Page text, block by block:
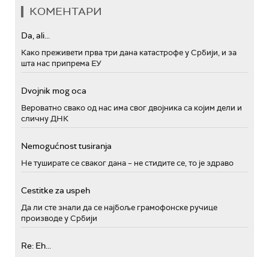
КОМЕНТАРИ
Da, ali...
Како преживети прва три дана катастрофе у Србији, и за
шта нас припрема ЕУ
Dvojnik mog oca
Вероватно свако од нас има свог двојника са којим дели и
сличну ДНК
Nemogućnost tusiranja
Не туширате се сваког дана – не стидите се, то је здраво
Cestitke za uspeh
Да ли сте знали да се најбоље грамофонске ручице
производе у Србији
Re: Eh...